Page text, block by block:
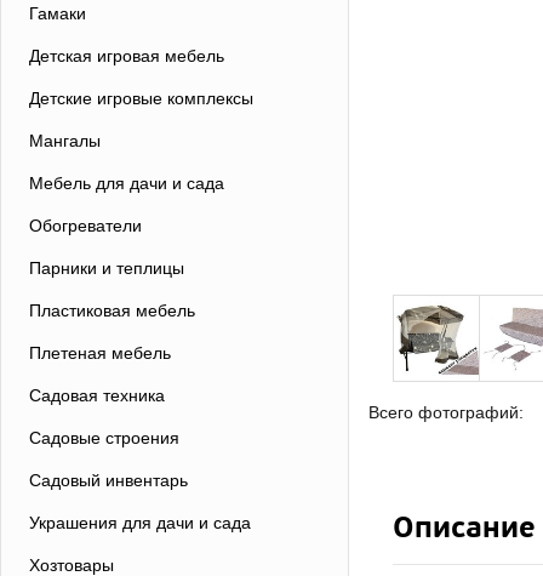
Гамаки
Детская игровая мебель
Детские игровые комплексы
Мангалы
Мебель для дачи и сада
Обогреватели
Парники и теплицы
Пластиковая мебель
Плетеная мебель
Садовая техника
Садовые строения
Садовый инвентарь
Украшения для дачи и сада
Хозтовары
Всего фотографий:
Описание